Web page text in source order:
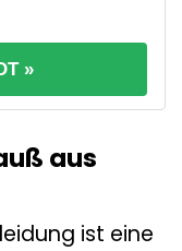
»
aus
ist eine